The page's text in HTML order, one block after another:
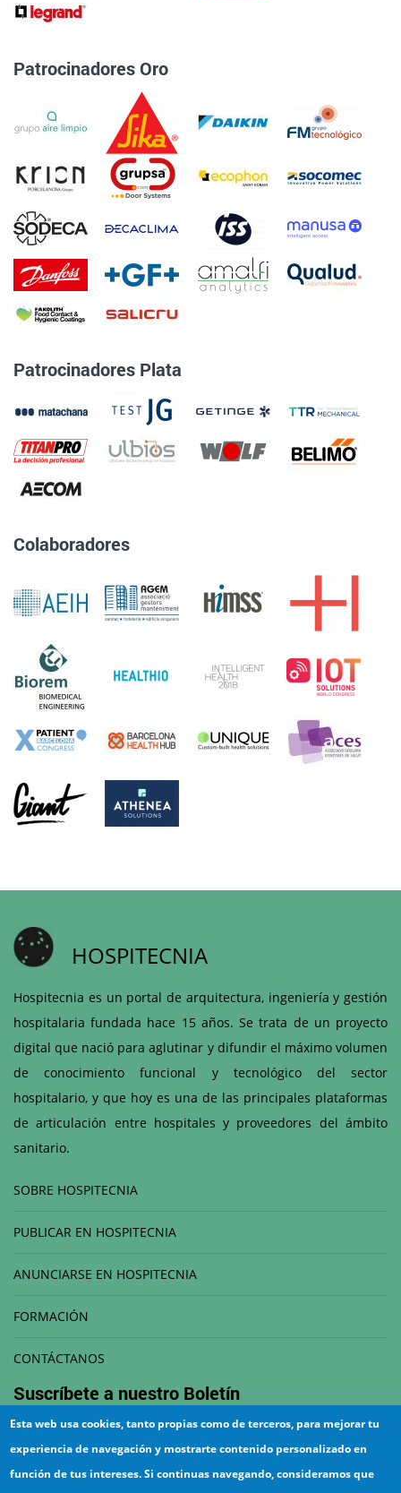
Patrocinadores Oro
Patrocinadores Plata
Colaboradores
HOSPITECNIA
Hospitecnia es un portal de arquitectura, ingeniería y gestión
hospitalaria fundada hace 15 años. Se trata de un proyecto
digital que nació para aglutinar y difundir el máximo volumen
de conocimiento funcional y tecnológico del sector
hospitalario, y que hoy es una de las principales plataformas
de articulación entre hospitales y proveedores del ámbito
sanitario.
SOBRE HOSPITECNIA
PUBLICAR EN HOSPITECNIA
ANUNCIARSE EN HOSPITECNIA
FORMACIÓN
CONTÁCTANOS
Suscríbete a nuestro Boletín
Esta web usa cookies, tanto propias como de terceros, para mejorar tu
experiencia de navegación y mostrarte contenido personalizado en
función de tus intereses. Si continuas navegando, consideramos que